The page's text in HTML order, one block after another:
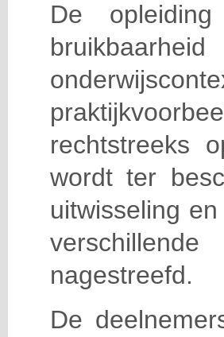
De
rechtstreeks
wordt ter
uitwisseling
nagestreefd.
De